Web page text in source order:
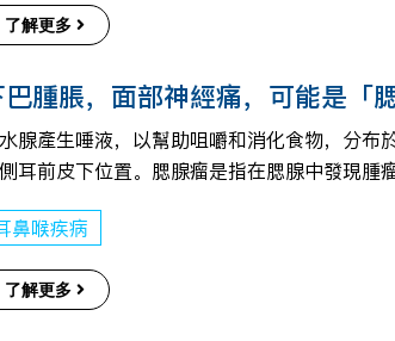
了解更多
腫脹，面部神經痛，可能是「
腺產生唾液，以幫助咀嚼和消化食物，分
耳前皮下位置。腮腺瘤是指在腮腺中發現腫
鼻喉疾病
了解更多